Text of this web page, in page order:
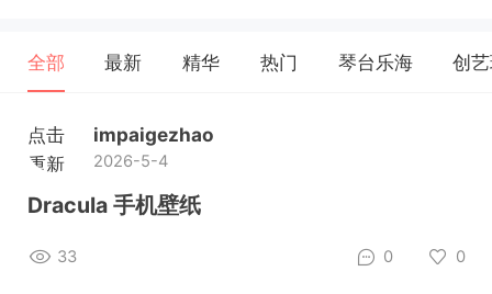
全部 最新 精华 热门 琴台乐海 创
点击
重新
加载
impaigezhao
2026-5-4
Dracula 手机壁纸
33 0 0